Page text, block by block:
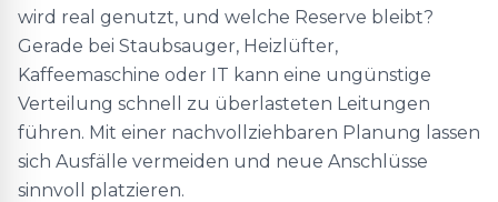
wird real genutzt, und welche Reserve bleibt?
Gerade bei Staubsauger, Heizlüfter,
Kaffeemaschine oder IT kann eine ungünstige
Verteilung schnell zu überlasteten Leitungen
führen. Mit einer nachvollziehbaren Planung lassen
sich Ausfälle vermeiden und neue Anschlüsse
sinnvoll platzieren.